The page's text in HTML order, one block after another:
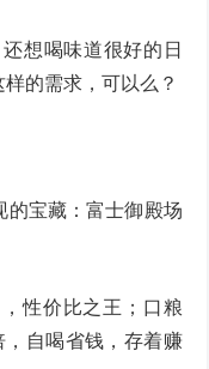
想喝味道很好的日
的需求，可以么？
的宝藏：富士御殿场
性价比之王；口粮
自喝省钱，存着赚